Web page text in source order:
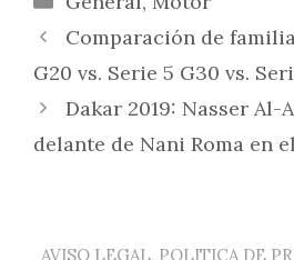
Comparación de
G20 vs. Serie 5 G30 vs.
Dakar 2019: Nasser
delante de Nani Roma en
AVISO LEGAL, POLITICA DE